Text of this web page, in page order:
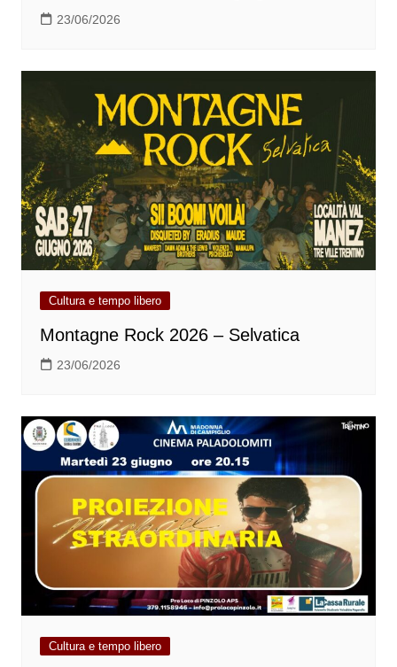
23/06/2026
Cultura e tempo libero
Montagne Rock 2026 – Selvatica
23/06/2026
Cultura e tempo libero